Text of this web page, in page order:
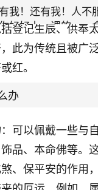
海城隍庙）每年立
登记生辰、供奉
此为传统且被广
红。
办
可以佩戴一些与
品、本命佛等。
、保平安的作用
我！还有我！人不
好好上一课的。一
不行！
我也是每年找老师
师3年了，都是缘分
湖北
，这两年，生意屡屡
意不好，生意好的就
，真是倒霉！我也想